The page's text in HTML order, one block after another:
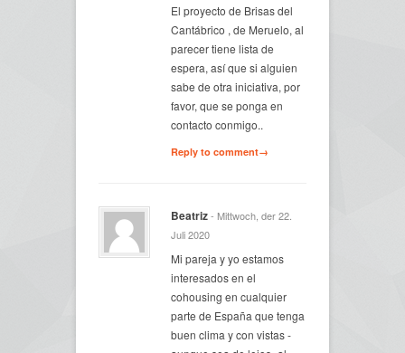
El proyecto de Brisas del
Cantábrico , de Meruelo, al
parecer tiene lista de
espera, así que si alguien
sabe de otra iniciativa, por
favor, que se ponga en
contacto conmigo..
Reply to comment→
Beatriz- Mittwoch, der 22.
Juli 2020
Mi pareja y yo estamos
interesados en el
cohousing en cualquier
parte de España que tenga
buen clima y con vistas -